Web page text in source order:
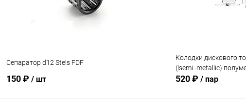
Сепаратор d12 Stels FDF
150 ₽ / шт
Колодки дискового
(lsemi -metallic)
520 ₽ / пар